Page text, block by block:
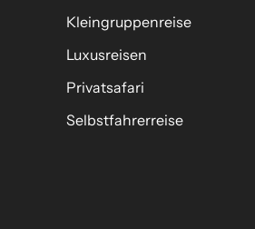
Kleingruppenreise
Luxusreisen
Privatsafari
Selbstfahrerreise